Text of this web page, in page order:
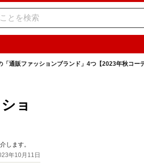
通販ファッションブランド」4つ【2023年秋コーデ
ョ
します。
年10月11日